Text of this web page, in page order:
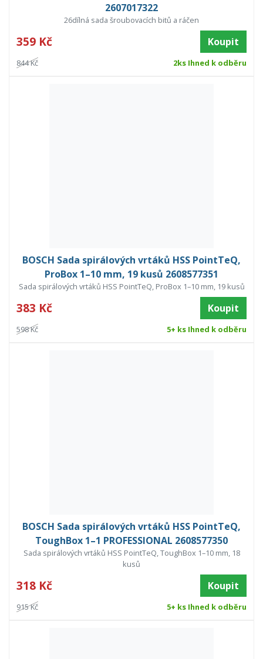
2607017322
26dílná sada šroubovacích bitů a ráčen
359 Kč Koupit
844 Kč 2ks Ihned k odběru
BOSCH Sada spirálových vrtáků HSS PointTeQ,
ProBox 1–10 mm, 19 kusů 2608577351
Sada spirálových vrtáků HSS PointTeQ, ProBox 1–10 mm, 19 kusů
383 Kč Koupit
598 Kč 5+ ks Ihned k odběru
BOSCH Sada spirálových vrtáků HSS PointTeQ,
ToughBox 1–1 PROFESSIONAL 2608577350
Sada spirálových vrtáků HSS PointTeQ, ToughBox 1–10 mm, 18
kusů
318 Kč Koupit
915 Kč 5+ ks Ihned k odběru